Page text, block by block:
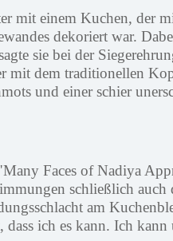
mit einem Kuchen, der
dekoriert war.
sie bei der
mit dem traditionellen
und einer schier
Faces of Nadiya
schließlich auch
am
ich es kann. Ich